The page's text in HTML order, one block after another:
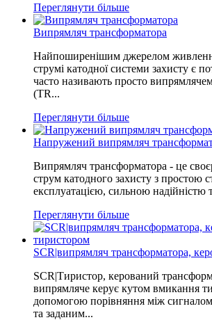
Переглянути більше
Випрямляч трансформатора
Найпоширенішим джерелом
струмі катодної системи захисту є
часто називають просто
(TR...
Переглянути більше
Напружений випрямляч
Випрямляч трансформатора - це
струм катодного захисту з простою
експлуатацією, сильною надійністю
Переглянути більше
SCR|випрямляч трансформатора,
SCR|Тиристор, керований
випрямляче керує кутом вмикання
допомогою порівняння між
та заданим...